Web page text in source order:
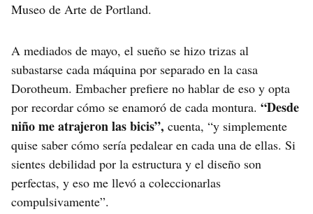
Museo de Arte de Portland.
A mediados de mayo, el sueño se hizo trizas al
subastarse cada máquina por separado en la casa
Dorotheum. Embacher prefiere no hablar de eso y opta
por recordar cómo se enamoró de cada montura. “Desde
niño me atrajeron las bicis”, cuenta, “y simplemente
quise saber cómo sería pedalear en cada una de ellas. Si
sientes debilidad por la estructura y el diseño son
perfectas, y eso me llevó a coleccionarlas
compulsivamente”.